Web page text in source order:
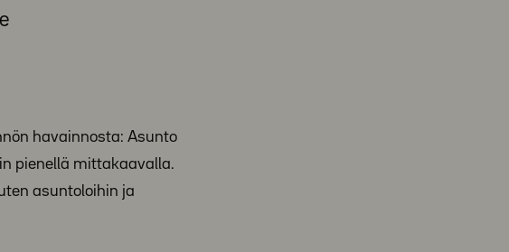
havainnosta: Asunto
pienellä mittakaavalla.
asuntoloihin ja